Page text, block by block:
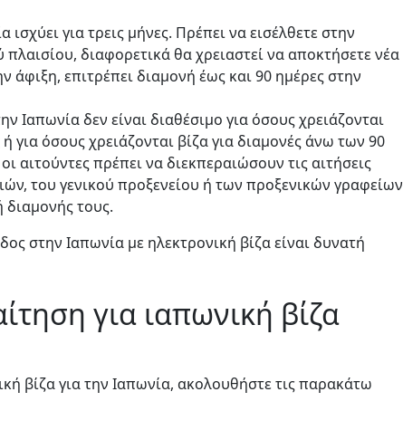
ισχύει για τρεις μήνες. Πρέπει να εισέλθετε στην
διαφορετικά θα χρειαστεί να αποκτήσετε νέα
άφιξη, επιτρέπει διαμονή έως και 90 ημέρες στην
Ιαπωνία δεν είναι διαθέσιμο για όσους χρειάζονται
για όσους χρειάζονται βίζα για διαμονές άνω των 90
αιτούντες πρέπει να διεκπεραιώσουν τις αιτήσεις
του γενικού προξενείου ή των προξενικών γραφείων
διαμονής τους.
στην Ιαπωνία με ηλεκτρονική βίζα είναι δυνατή
για ιαπωνική βίζα
βίζα για την Ιαπωνία, ακολουθήστε τις παρακάτω